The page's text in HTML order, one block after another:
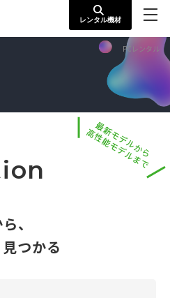
レンタル機材
PCレンタル
最新モデルから
高性能モデルまで
、
つかる